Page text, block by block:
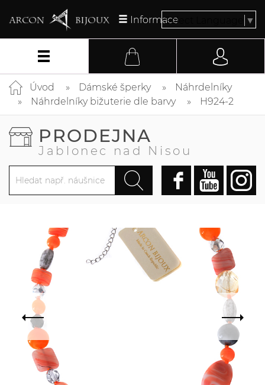
InformaceSelect Language ▼
Úvod Dámské šperky
Náhrdelníky
Náhrdelníky bižuterie dle barvy
H924-2
PRODEJNA
Jablonec nad Nisou